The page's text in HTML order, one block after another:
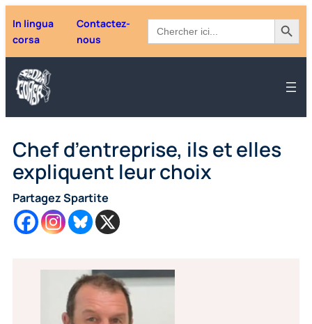
In lingua
corsa
Contactez-
nous
Search
for:
Search Button
Chef d’entreprise, ils et elles
expliquent leur choix
Partagez Spartite